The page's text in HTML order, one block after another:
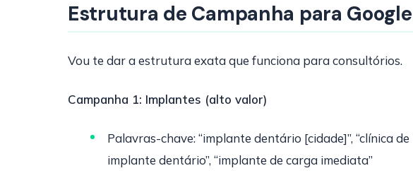
Estrutura de Campanha para
Vou te dar a estrutura exata que funciona para consultórios.
Campanha 1: Implantes (alto valor)
Palavras-chave: “implante dentário [cidade]”, “clínica
implante dentário”, “implante de carga imediata”